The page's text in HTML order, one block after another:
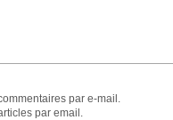
par e-mail.
par email.